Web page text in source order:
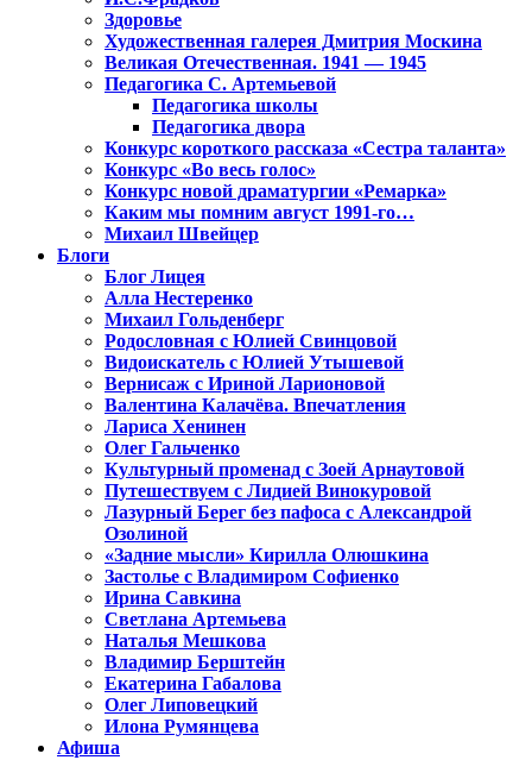
Здоровье
Художественная галерея Дмитрия Москина
Великая Отечественная. 1941 — 1945
Педагогика С. Артемьевой
Педагогика школы
Педагогика двора
Конкурс короткого рассказа «Сестра таланта»
Конкурс «Во весь голос»
Конкурс новой драматургии «Ремарка»
Каким мы помним август 1991-го…
Михаил Швейцер
Блоги
Блог Лицея
Алла Нестеренко
Михаил Гольденберг
Родословная с Юлией Свинцовой
Видоискатель с Юлией Утышевой
Вернисаж с Ириной Ларионовой
Валентина Калачёва. Впечатления
Лариса Хенинен
Олег Гальченко
Культурный променад с Зоей Арнаутовой
Путешествуем с Лидией Винокуровой
Лазурный Берег без пафоса с Александрой
Озолиной
«Задние мысли» Кирилла Олюшкина
Застолье с Владимиром Софиенко
Ирина Савкина
Светлана Артемьева
Наталья Мешкова
Владимир Берштейн
Екатерина Габалова
Олег Липовецкий
Илона Румянцева
Афиша